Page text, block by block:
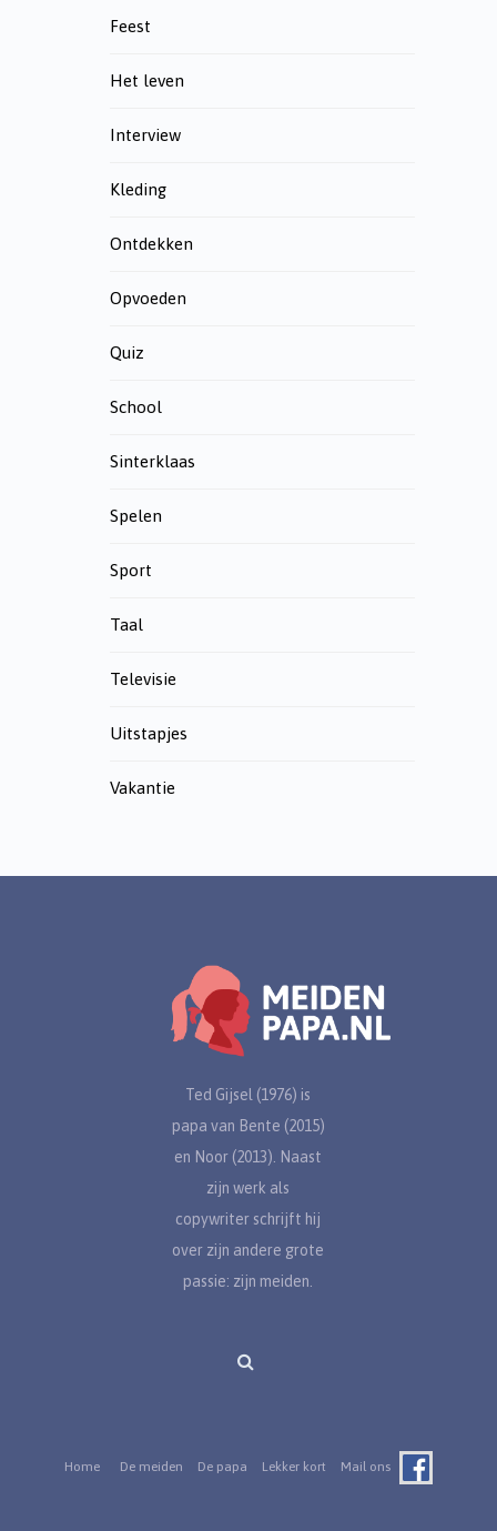
Feest
Het leven
Interview
Kleding
Ontdekken
Opvoeden
Quiz
School
Sinterklaas
Spelen
Sport
Taal
Televisie
Uitstapjes
Vakantie
Ted Gijsel (1976) is
papa van Bente (2015)
en Noor (2013). Naast
zijn werk als
copywriter schrijft hij
over zijn andere grote
passie: zijn meiden.
Home De meiden De papa Lekker kort Mail ons